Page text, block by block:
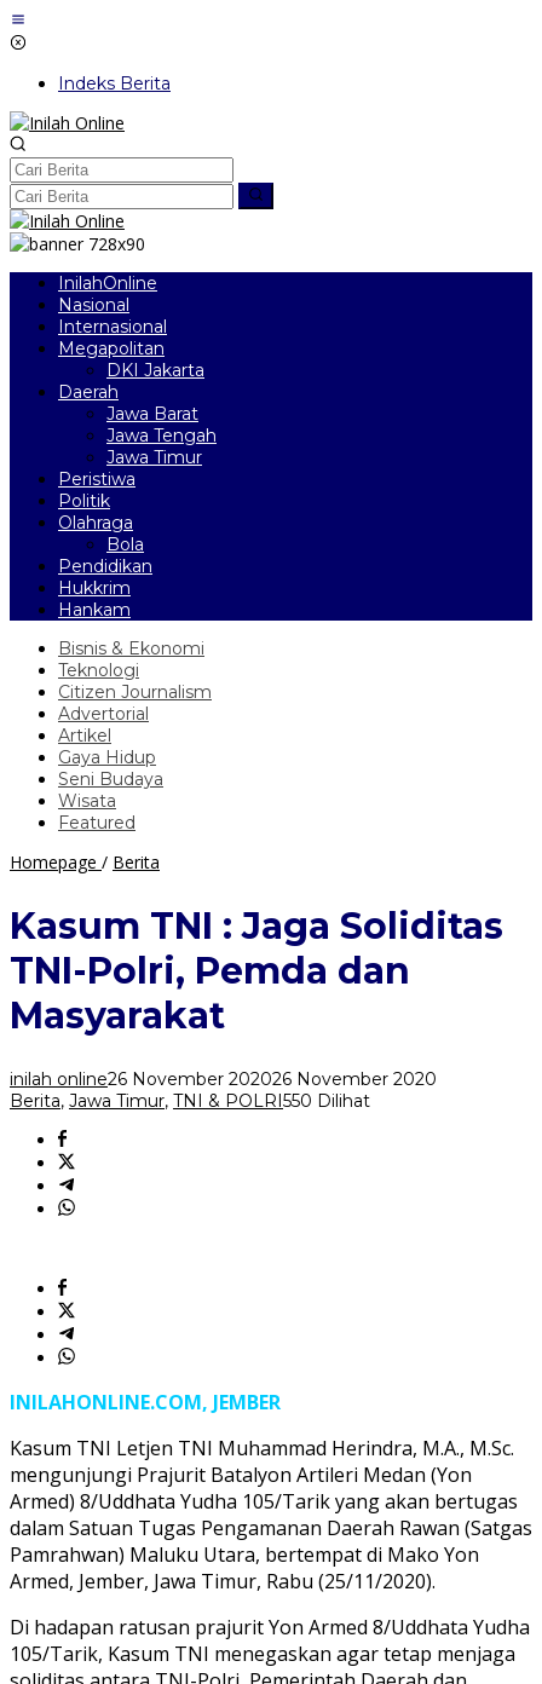
Lewati
ke
Indeks Berita
InilahOnline
Nasional
Internasional
Megapolitan
DKI Jakarta
Daerah
Jawa Barat
Jawa Tengah
Jawa Timur
Peristiwa
Politik
Olahraga
Bola
Pendidikan
Hukkrim
Hankam
Bisnis & Ekonomi
Teknologi
Citizen Journalism
Advertorial
Artikel
Gaya Hidup
Seni Budaya
Wisata
Featured
Homepage / Berita
:
Jaga
Soliditas
TNI-
Polri,
Pemda
Masyarakat
Kasum TNI : Jaga Soliditas
TNI-Polri, Pemda dan
Masyarakat
inilah online26 November 202026 November 2020
Berita, Jawa Timur, TNI & POLRI550 Dilihat
INILAHONLINE.COM, JEMBER
Kasum TNI Letjen TNI Muhammad Herindra, M.A., M.Sc.
mengunjungi Prajurit Batalyon Artileri Medan (Yon
Armed) 8/Uddhata Yudha 105/Tarik yang akan bertugas
dalam Satuan Tugas Pengamanan Daerah Rawan (Satgas
Pamrahwan) Maluku Utara, bertempat di Mako Yon
Armed, Jember, Jawa Timur, Rabu (25/11/2020).
Di hadapan ratusan prajurit Yon Armed 8/Uddhata Yudha
105/Tarik, Kasum TNI menegaskan agar tetap menjaga